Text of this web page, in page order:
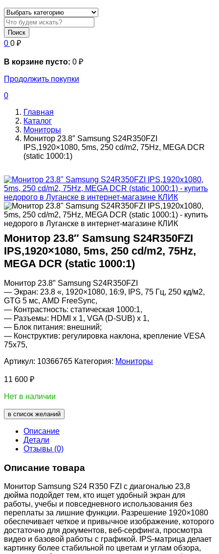
Поиск
0 0 ₽
В корзине пусто: 0 ₽
Продолжить покупки
0
Главная
Каталог
Мониторы
Монитор 23.8″ Samsung S24R350FZI
IPS,1920×1080, 5ms, 250 cd/m2, 75Hz, MEGA DCR
(static 1000:1)
Монитор 23.8″ Samsung S24R350FZI
IPS,1920×1080, 5ms, 250 cd/m2, 75Hz,
MEGA DCR (static 1000:1)
Монитор 23.8″ Samsung S24R350FZI
— Экран: 23.8 «, 1920×1080, 16:9, IPS, 75 Гц, 250 кд/м2,
GTG 5 мс, AMD FreeSync,
— Контрастность: статическая 1000:1,
— Разъемы: HDMI x 1, VGA (D-SUB) х 1,
— Блок питания: внешний;
— Конструктив: регулировка наклона, крепление VESA
75х75,
Артикул: 10366765 Категория: Мониторы
11 600 ₽
Нет в наличии
в список желаний
Описание
Детали
Отзывы (0)
Описание товара
Монитор Samsung S24 R350 FZI с диагональю 23,8
дюйма подойдет тем, кто ищет удобный экран для
работы, учебы и повседневного использования без
переплаты за лишние функции. Разрешение 1920×1080
обеспечивает четкое и привычное изображение, которого
достаточно для документов, веб-серфинга, просмотра
видео и базовой работы с графикой. IPS-матрица делает
картинку более стабильной по цветам и углам обзора,